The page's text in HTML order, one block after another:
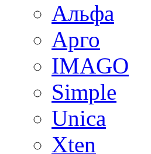
Альфа
Арго
IMAGO
Simple
Unica
Xten